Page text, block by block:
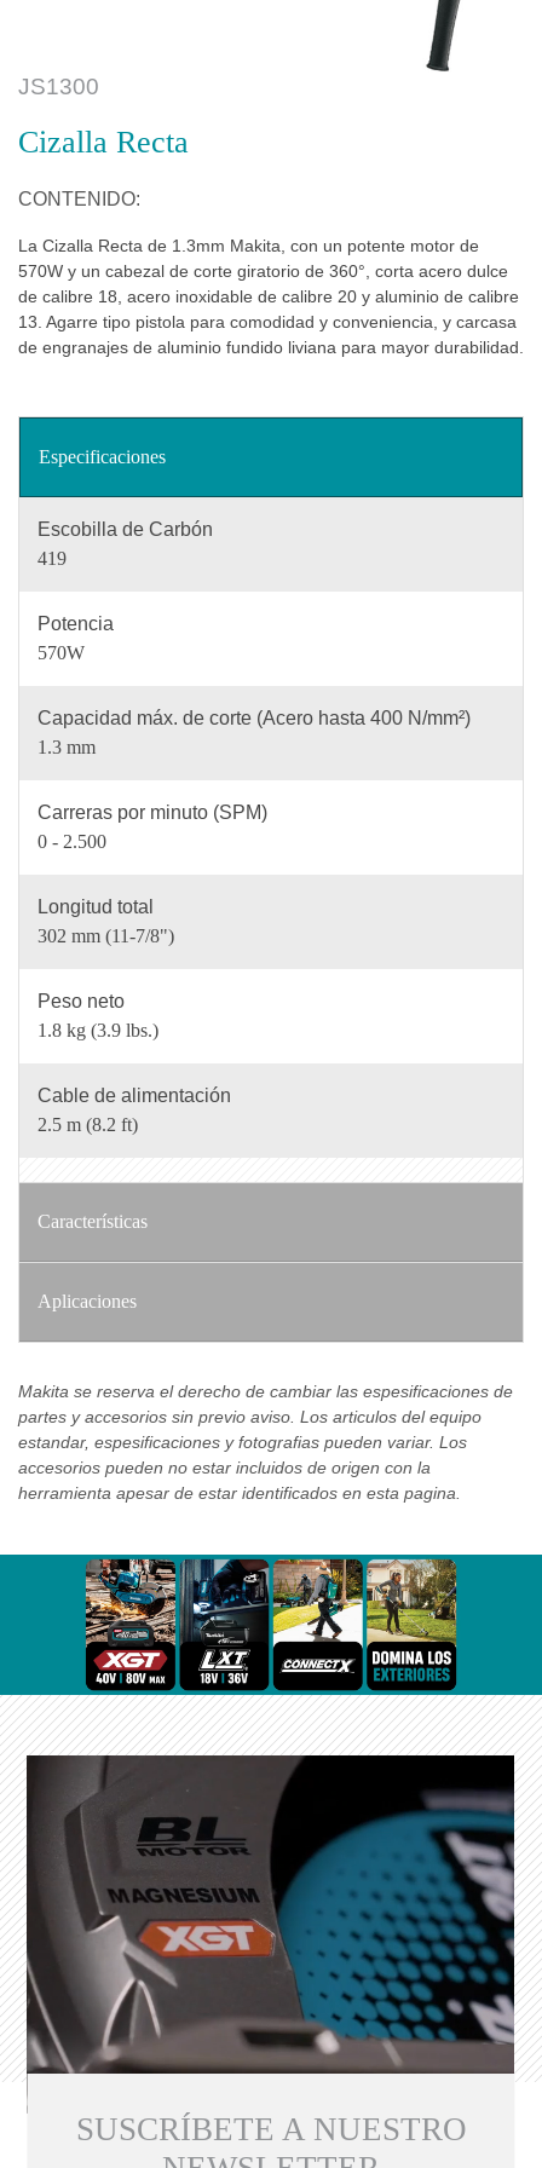
JS1300
Cizalla Recta
CONTENIDO:
La Cizalla Recta de 1.3mm Makita, con un potente motor de
570W y un cabezal de corte giratorio de 360°, corta acero dulce
de calibre 18, acero inoxidable de calibre 20 y aluminio de calibre
13. Agarre tipo pistola para comodidad y conveniencia, y carcasa
de engranajes de aluminio fundido liviana para mayor durabilidad.
Especificaciones
Escobilla de Carbón
419
Potencia
570W
Capacidad máx. de corte (Acero hasta 400 N/mm²)
1.3 mm
Carreras por minuto (SPM)
0 - 2.500
Longitud total
302 mm (11-7/8")
Peso neto
1.8 kg (3.9 lbs.)
Cable de alimentación
2.5 m (8.2 ft)
Características
Aplicaciones
Makita se reserva el derecho de cambiar las espesificaciones de
partes y accesorios sin previo aviso. Los articulos del equipo
estandar, espesificaciones y fotografias pueden variar. Los
accesorios pueden no estar incluidos de origen con la
herramienta apesar de estar identificados en esta pagina.
SUSCRÍBETE A NUESTRO